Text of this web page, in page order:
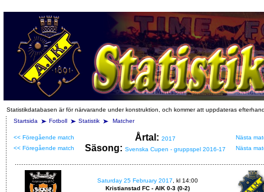
Statistikdatabasen är för närvarande under konstruktion, och kommer att uppdateras
Startsida
Fotboll Statistik Matcher
<< Föregående match Årtal: 2017
Nästa
<< Föregående match
Säsong: Svenska Cupen - gruppspel 2016-17 Nästa
Saturday 25 February 2017 , kl 14:00
Kristianstad FC - AIK 0-3 (0-2)